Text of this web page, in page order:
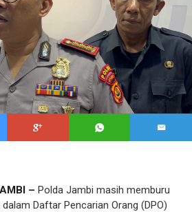
– Polda Jambi masih memburu
Daftar Pencarian Orang (DPO)